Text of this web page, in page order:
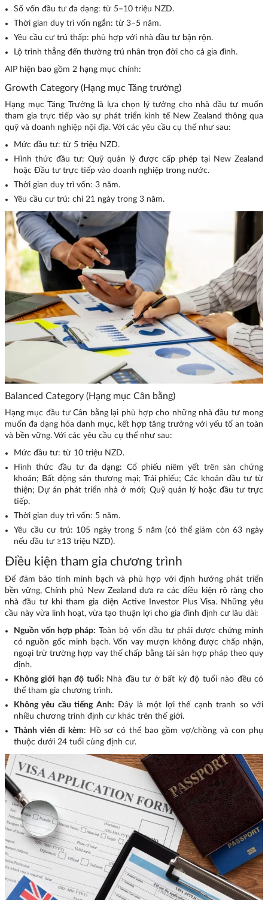
Số vốn đầu tư đa dạng: từ 5–10 triệu NZD.
Thời gian duy trì vốn ngắn: từ 3–5 năm.
Yêu cầu cư trú thấp: phù hợp với nhà đầu tư bận rộn.
Lộ trình thẳng đến thường trú nhân trọn đời cho cả gia đình.
AIP hiện bao gồm 2 hạng mục chính:
Growth Category (Hạng mục Tăng trưởng)
Hạng mục Tăng Trưởng là lựa chọn lý tưởng cho nhà đầu tư muốn
tham gia trực tiếp vào sự phát triển kinh tế New Zealand thông qua
quỹ và doanh nghiệp nội địa. Với các yêu cầu cụ thể như sau:
Mức đầu tư: từ 5 triệu NZD.
Hình thức đầu tư: Quỹ quản lý được cấp phép tại New Zealand
hoặc Đầu tư trực tiếp vào doanh nghiệp trong nước.
Thời gian duy trì vốn: 3 năm.
Yêu cầu cư trú: chỉ 21 ngày trong 3 năm.
Balanced Category (Hạng mục Cân bằng)
Hạng mục đầu tư Cân bằng lại phù hợp cho những nhà đầu tư mong
muốn đa dạng hóa danh mục, kết hợp tăng trưởng với yếu tố an toàn
và bền vững. Với các yêu cầu cụ thể như sau:
Mức đầu tư: từ 10 triệu NZD.
Hình thức đầu tư đa dạng: Cổ phiếu niêm yết trên sàn chứng
khoán; Bất động sản thương mại; Trái phiếu; Các khoản đầu tư từ
thiện; Dự án phát triển nhà ở mới; Quỹ quản lý hoặc đầu tư trực
tiếp.
Thời gian duy trì vốn: 5 năm.
Yêu cầu cư trú: 105 ngày trong 5 năm (có thể giảm còn 63 ngày
nếu đầu tư ≥13 triệu NZD).
Điều kiện tham gia chương trình
Để đảm bảo tính minh bạch và phù hợp với định hướng phát triển
bền vững, Chính phủ New Zealand đưa ra các điều kiện rõ ràng cho
nhà đầu tư khi tham gia diện Active Investor Plus Visa. Những yêu
cầu này vừa linh hoạt, vừa tạo thuận lợi cho gia đình định cư lâu dài:
Nguồn vốn hợp pháp: Toàn bộ vốn đầu tư phải được chứng minh
có nguồn gốc minh bạch. Vốn vay mượn không được chấp nhận,
ngoại trừ trường hợp vay thế chấp bằng tài sản hợp pháp theo quy
định.
Không giới hạn độ tuổi: Nhà đầu tư ở bất kỳ độ tuổi nào đều có
thể tham gia chương trình.
Không yêu cầu tiếng Anh: Đây là một lợi thế cạnh tranh so với
nhiều chương trình định cư khác trên thế giới.
Thành viên đi kèm: Hồ sơ có thể bao gồm vợ/chồng và con phụ
thuộc dưới 24 tuổi cùng định cư.